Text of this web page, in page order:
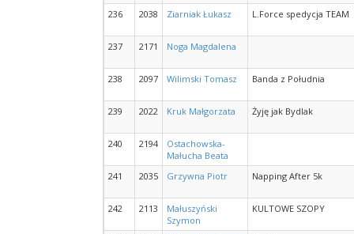
236
2038 Ziarniak Łukasz L.Force spedycja TEAM
237 2171 Noga Magdalena
238 2097 Wilimski Tomasz Banda z Południa
239 2022 Kruk Małgorzata Żyję jak Bydlak
240 2194
Ostachowska-
Małucha Beata
241
2035 Grzywna Piotr Napping After 5k
242 2113
Małuszyński
Szymon
KULTOWE SZOPY